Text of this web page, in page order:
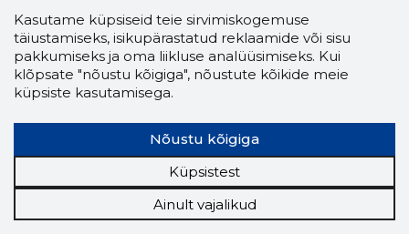
projekteerimine
projekteerimine ja paigaldus
tuleohutus
ehitamine
kontrollimine ja hooldamine
hoone väliskesta terviklahendused
metallfassaadikatted
Kasutame küpsiseid teie sirvimiskogemuse
täiustamiseks, isikupärastatud reklaamide või sisu
pakkumiseks ja oma liikluse analüüsimiseks. Kui
klõpsate "nõustu kõigiga", nõustute kõikide meie
küpsiste kasutamisega.
Nõustu kõigiga
Küpsistest
Ainult vajalikud